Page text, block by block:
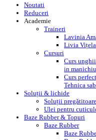
Noutati
Reduceri
Academie
Traineri
Lavinia
Livia
Cursuri
Curs
in
Curs
Tehnica
Soluții & lichide
Soluții pregătitoare
Ulei pentru
Baze Rubber & Topuri
Baze Rubber
Baze